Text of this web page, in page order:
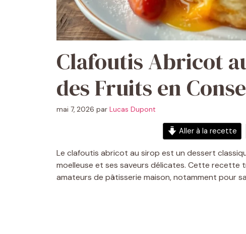
Clafoutis Abricot
des Fruits en
mai 7, 2026 par Lucas Dupont
Aller à la recette
Le clafoutis abricot au sirop est un dessert
moelleuse et ses saveurs délicates. Cette recette
amateurs de pâtisserie maison, notamment pour